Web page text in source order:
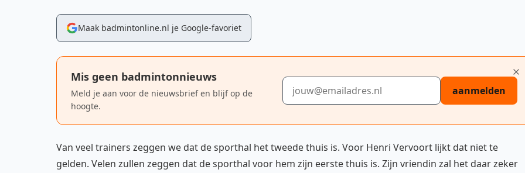
Maak badmintonline.nl je Google-favoriet
Mis geen badmintonnieuws
Meld je aan voor de nieuwsbrief en blijf op de
hoogte.
E-mailadres
aanmelden
Van veel trainers zeggen we dat de sporthal het tweede thuis is. Voor Henri Vervoort lijkt dat niet te
gelden. Velen zullen zeggen dat de sporthal voor hem zijn eerste thuis is. Zijn vriendin zal het daar zeker